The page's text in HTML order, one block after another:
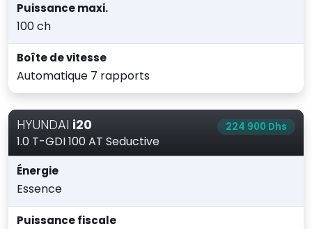
Puissance maxi.
100 ch
Boîte de vitesse
Automatique 7 rapports
HYUNDAI i20
1.0 T-GDI 100 AT Seductive
224 900 Dhs
Énergie
Essence
Puissance fiscale